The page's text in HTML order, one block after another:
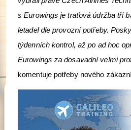
s Eurowings je traťová údržba tří
letadel dle provozní potřeby.
týdenních kontrol, až po ad hoc
Eurowings za dosavadní velmi
komentuje potřeby nového